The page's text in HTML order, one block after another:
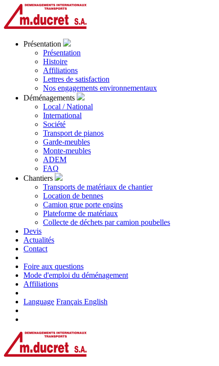
Présentation
Présentation
Histoire
Affiliations
Lettres de satisfaction
Nos engagements environnementaux
Déménagements
Local / National
International
Société
Transport de pianos
Garde-meubles
Monte-meubles
ADEM
FAQ
Chantiers
Transports de matériaux de chantier
Location de bennes
Camion grue porte engins
Plateforme de matériaux
Collecte de déchets par camion poubelles
Devis
Actualités
Contact
Foire aux questions
Mode d'emploi du déménagement
Affiliations
Language Français English